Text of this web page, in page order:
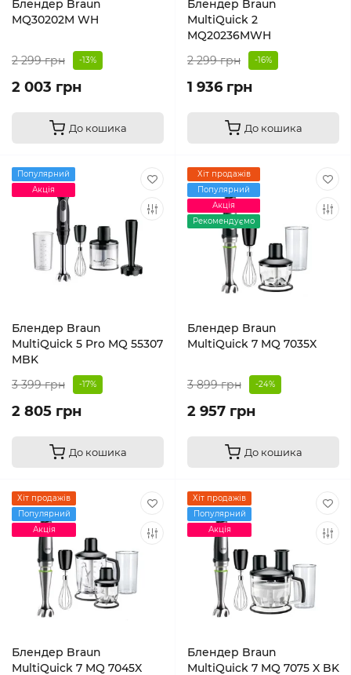
Блендер Braun
MQ30202M WH
2 299 грн -13%
2 003 грн
До кошика
Блендер Braun
MultiQuick 2
MQ20236MWH
2 299 грн
-16%
1 936 грн
До кошика
Популярний
Акція
Блендер Braun
MultiQuick 5 Pro MQ 55307
MBK
3 399 грн
-17%
2 805 грн
До кошика
Хіт продажів
Популярний
Акція
Рекомендуємо
Блендер Braun
MultiQuick 7 MQ 7035X
3 899 грн -24%
2 957 грн
До кошика
Хіт продажів
Популярний
Акція
Блендер Braun
MultiQuick 7 MQ 7045X
Хіт продажів
Популярний
Акція
Блендер Braun
MultiQuick 7 MQ 7075 X BK